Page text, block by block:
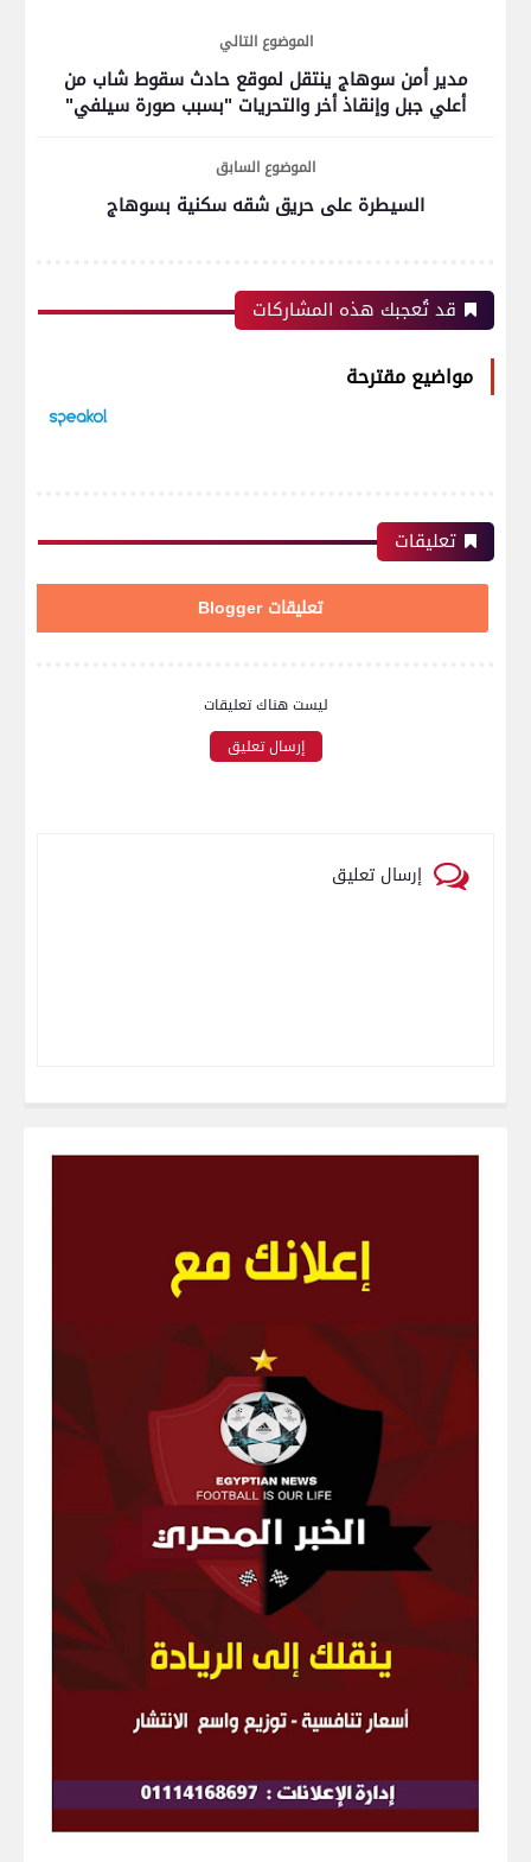
الموضوع التالي
مدير أمن سوهاج ينتقل لموقع حادث سقوط شاب من
أعلي جبل وإنقاذ أخر والتحريات "بسبب صورة سيلفي"
الموضوع السابق
السيطرة على حريق شقه سكنية بسوهاج
قد تُعجبك هذه المشاركات
مواضيع مقترحة
تعليقات
تعليقات Blogger
ليست هناك تعليقات
إرسال تعليق
إرسال تعليق